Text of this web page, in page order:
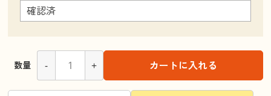
数量 - + カートに入れる